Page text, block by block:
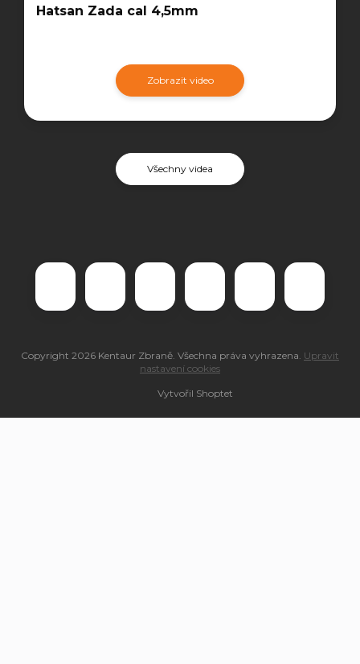
Hatsan Zada cal 4,5mm
Zobrazit video
Všechny videa
Vytvořil Shoptet
Copyright 2026 Kentaur Zbraně. Všechna práva vyhrazena. Upravit
nastavení cookies